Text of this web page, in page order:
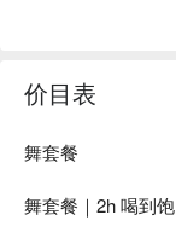
价目表
舞套餐
舞套餐｜2h 喝到